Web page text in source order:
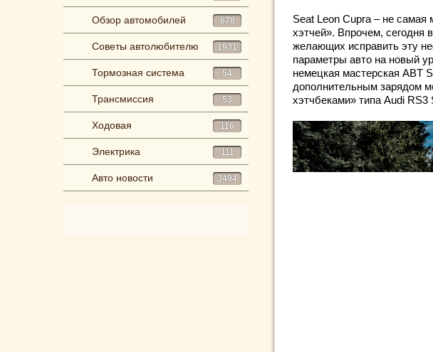
Обзор автомобилей 678
Советы автолюбителю 1931
Тормозная система 54
Трансмиссия 53
Ходовая 116
Электрика 111
Авто новости 3494
Seat Leon Cupra – не
хэтчей». Впрочем, сегодня
желающих исправить эту
параметры авто на новый
немецкая мастерская ABT
дополнительным зарядом
хэтчбеками» типа Audi